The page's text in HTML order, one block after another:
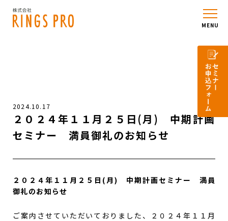
MENU
2024.10.17
２０２４年１１月２５日(月) 中期計画
セミナー 満員御礼のお知らせ
２０２４年１１月２５日(月) 中期計画セミナー 満員
御礼のお知らせ
ご案内させていただいておりました、２０２４年１１月